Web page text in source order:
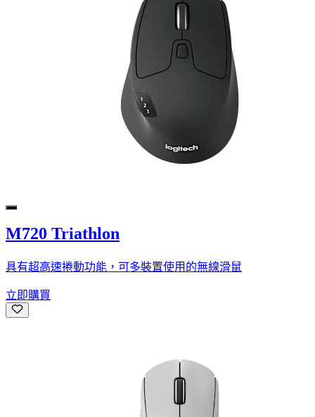
M720 Triathlon
具有超高速捲動功能，可多裝置使用的無線滑鼠
立即購買